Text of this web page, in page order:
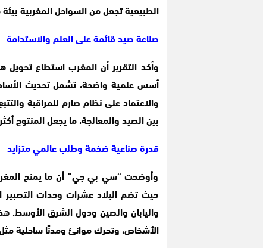
الطبيعية تجعل من السواحل المغربية
صناعة صيد قائمة على العلم والاستدامة
وأكد التقرير أن المغرب استطاع
أسس علمية واضحة، تشمل تحديث
والاعتماد على نظام صارم للمراقبة
بين الصيد والمعالجة، ما يجعل المنتوج
قدرة صناعية ضخمة وطلب عالمي متزايد
وأوضحت “سي بي جي” أن ما يمنح
حيث تضم البلاد عشرات وحدات التصبير
واليابان والصين ودول الشرق
الأشخاص، وتحرك موانئ ومدنًا ساحلية